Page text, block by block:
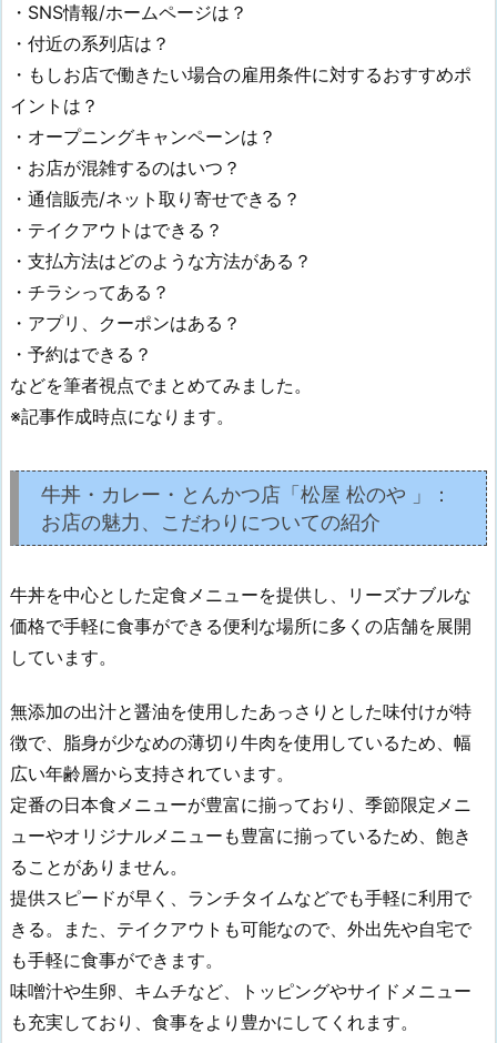
・SNS情報/ホームページは？
・付近の系列店は？
・もしお店で働きたい場合の雇用条件に対するおすすめポ
イントは？
・オープニングキャンペーンは？
・お店が混雑するのはいつ？
・通信販売/ネット取り寄せできる？
・テイクアウトはできる？
・支払方法はどのような方法がある？
・チラシってある？
・アプリ、クーポンはある？
・予約はできる？
などを筆者視点でまとめてみました。
※記事作成時点になります。
牛丼・カレー・とんかつ店「松屋 松のや 」：
お店の魅力、こだわりについての紹介
牛丼を中心とした定食メニューを提供し、リーズナブルな
価格で手軽に食事ができる便利な場所に多くの店舗を展開
しています。
無添加の出汁と醤油を使用したあっさりとした味付けが特
徴で、脂身が少なめの薄切り牛肉を使用しているため、幅
広い年齢層から支持されています。
定番の日本食メニューが豊富に揃っており、季節限定メニ
ューやオリジナルメニューも豊富に揃っているため、飽き
ることがありません。
提供スピードが早く、ランチタイムなどでも手軽に利用で
きる。また、テイクアウトも可能なので、外出先や自宅で
も手軽に食事ができます。
味噌汁や生卵、キムチなど、トッピングやサイドメニュー
も充実しており、食事をより豊かにしてくれます。